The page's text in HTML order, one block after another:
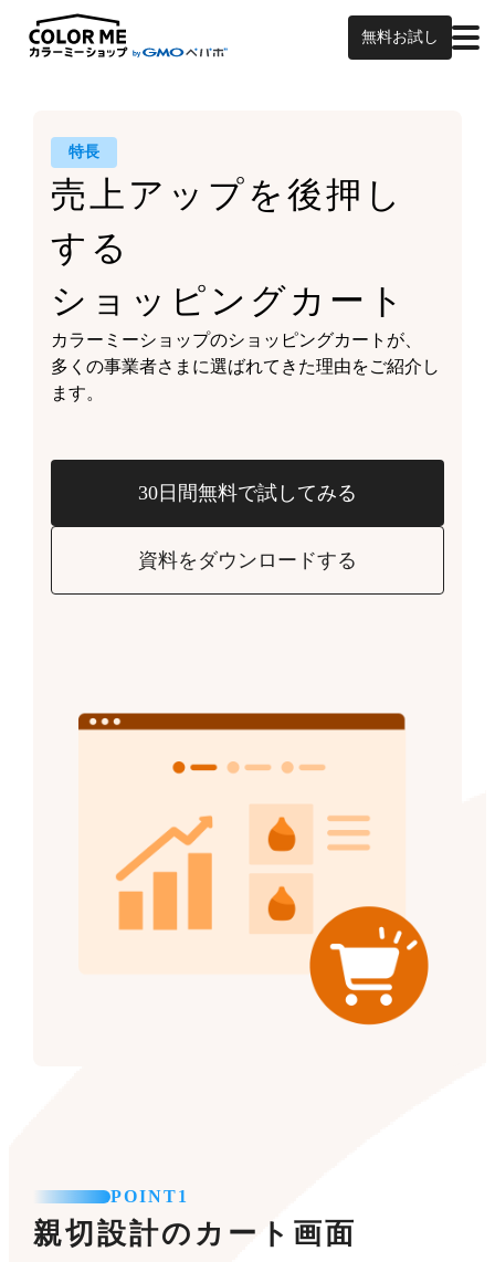
無料お試し
特長
売上アップを後押し
する
ショッピングカート
カラーミーショップのショッピングカートが、
多くの事業者さまに選ばれてきた理由をご紹介し
ます。
30日間無料で試してみる
資料をダウンロードする
POINT1
親切設計のカート画面